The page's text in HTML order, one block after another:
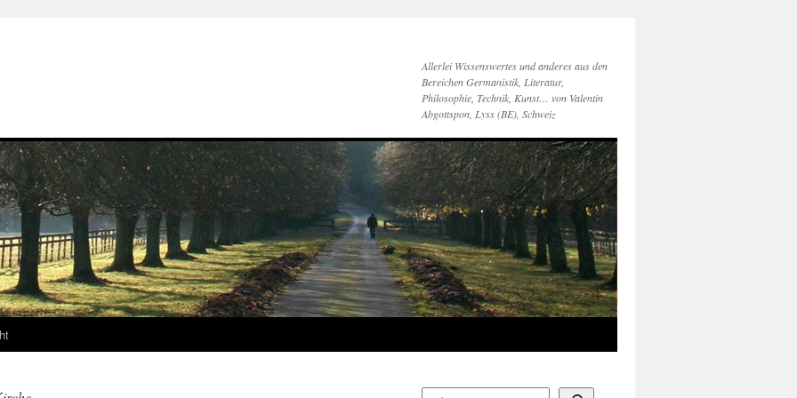
Allerlei Wissenswertes und anderes aus den
Bereichen Germanistik, Literatur,
Philosophie, Technik, Kunst… von Valentin
Abgottspon, Lyss (BE), Schweiz